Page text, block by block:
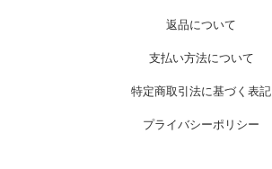
返品について
支払い方法について
特定商取引法に基づく表記
プライバシーポリシー